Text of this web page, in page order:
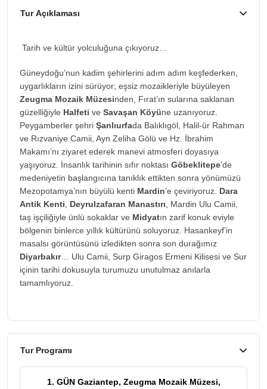
Tur Açıklaması
Tarih ve kültür yolculuğuna çıkıyoruz…
Güneydoğu’nun kadim şehirlerini adım adım keşfederken,
uygarlıkların izini sürüyor; eşsiz mozaikleriyle büyüleyen
Zeugma Mozaik Müzesinden, Fırat’ın sularına saklanan
güzelliğiyle Halfeti ve Savaşan Köyüne uzanıyoruz.
Peygamberler şehri Şanlıurfada Balıklıgöl, Halil-ür Rahman
ve Rızvaniye Camii, Ayn Zeliha Gölü ve Hz. İbrahim
Makamı’nı ziyaret ederek manevi atmosferi doyasıya
yaşıyoruz. İnsanlık tarihinin sıfır noktası Göbeklitepe’de
medeniyetin başlangıcına tanıklık ettikten sonra yönümüzü
Mezopotamya’nın büyülü kenti Mardin’e çeviriyoruz. Dara
Antik Kenti
Deyrulzafaran Manastırı , Mardin Ulu Camii,
taş işçiliğiyle ünlü sokaklar ve Midyatın zarif konuk eviyle
bölgenin binlerce yıllık kültürünü soluyoruz. Hasankeyf’in
masalsı görüntüsünü izledikten sonra son durağımız
Diyarbakır… Ulu Camii, Surp Giragos Ermeni Kilisesi ve Sur
içinin tarihi dokusuyla turumuzu unutulmaz anılarla
tamamlıyoruz.
Tur Programı
1. GÜN Gaziantep, Zeugma Mozaik Müzesi,